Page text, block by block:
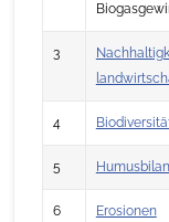
3
4
5
6 Erosionen